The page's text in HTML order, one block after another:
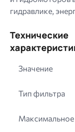
гидравлике,
Технические
Значение
Тип фильтра
Максимальное